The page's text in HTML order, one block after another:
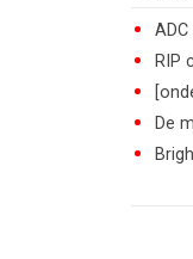
RIP
De